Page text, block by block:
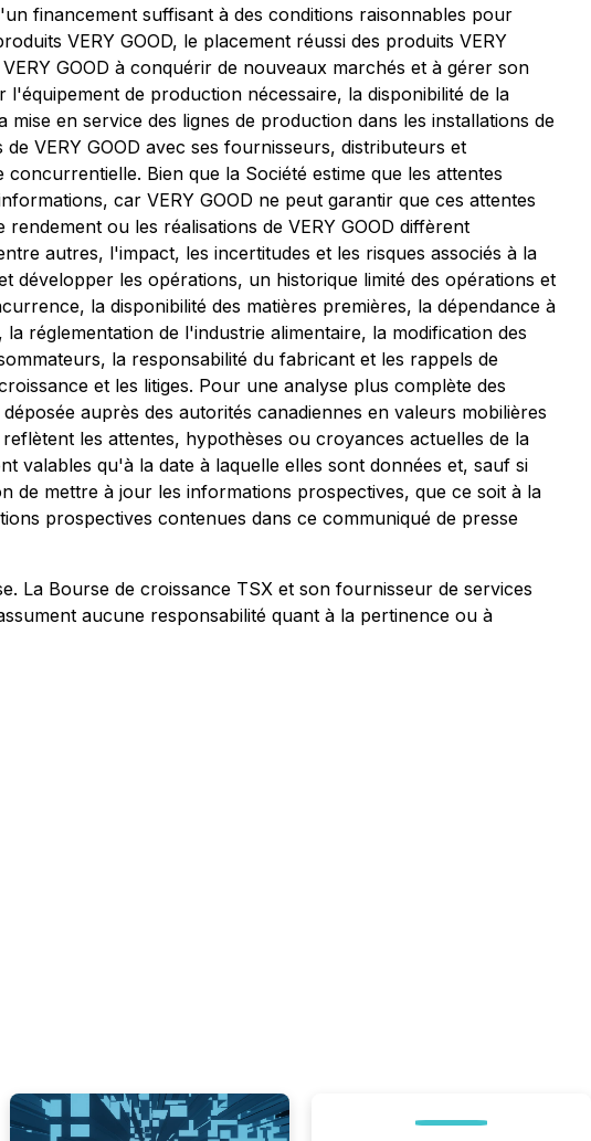
financement suffisant à des conditions raisonnables pour
VERY GOOD, le placement réussi des produits VERY
GOOD à conquérir de nouveaux marchés et à gérer son
de production nécessaire, la disponibilité de la
en service des lignes de production dans les installations de
VERY GOOD avec ses fournisseurs, distributeurs et
Bien que la Société estime que les attentes
car VERY GOOD ne peut garantir que ces attentes
ou les réalisations de VERY GOOD diffèrent
autres, l'impact, les incertitudes et les risques associés à la
développer les opérations, un historique limité des opérations et
la disponibilité des matières premières, la dépendance à
réglementation de l'industrie alimentaire, la modification des
la responsabilité du fabricant et les rappels de
et les litiges. Pour une analyse plus complète des
auprès des autorités canadiennes en valeurs mobilières
les attentes, hypothèses ou croyances actuelles de la
valables qu'à la date à laquelle elles sont données et, sauf si
de mettre à jour les informations prospectives, que ce soit à la
prospectives contenues dans ce communiqué de presse
La Bourse de croissance TSX et son fournisseur de services
aucune responsabilité quant à la pertinence ou à